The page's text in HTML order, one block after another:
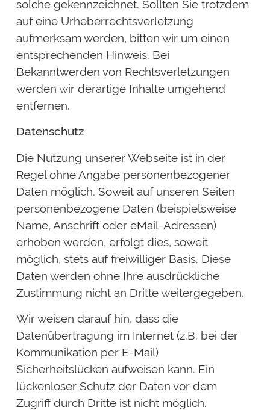
solche gekennzeichnet. Sollten Sie trotzdem
auf eine Urheberrechtsverletzung
aufmerksam werden, bitten wir um einen
entsprechenden Hinweis. Bei
Bekanntwerden von Rechtsverletzungen
werden wir derartige Inhalte umgehend
entfernen.
Datenschutz
Die Nutzung unserer Webseite ist in der
Regel ohne Angabe personenbezogener
Daten möglich. Soweit auf unseren Seiten
personenbezogene Daten (beispielsweise
Name, Anschrift oder eMail-Adressen)
erhoben werden, erfolgt dies, soweit
möglich, stets auf freiwilliger Basis. Diese
Daten werden ohne Ihre ausdrückliche
Zustimmung nicht an Dritte weitergegeben.
Wir weisen darauf hin, dass die
Datenübertragung im Internet (z.B. bei der
Kommunikation per E-Mail)
Sicherheitslücken aufweisen kann. Ein
lückenloser Schutz der Daten vor dem
Zugriff durch Dritte ist nicht möglich.